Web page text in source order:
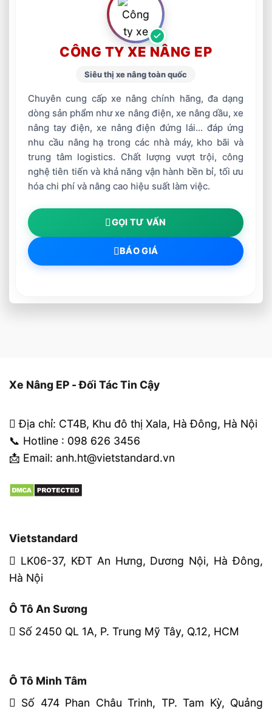
CÔNG TY XE NÂNG EP
Siêu thị xe nâng toàn quốc
Chuyên cung cấp xe nâng chính hãng, đa dạng
dòng sản phẩm như xe nâng điện, xe nâng dầu, xe
nâng tay điện, xe nâng điện đứng lái... đáp ứng
nhu cầu nâng hạ trong các nhà máy, kho bãi và
trung tâm logistics. Chất lượng vượt trội, công
nghệ tiên tiến và khả năng vận hành bền bỉ, tối ưu
hóa chi phí và nâng cao hiệu suất làm việc.
GỌI TƯ VẤN
BÁO GIÁ
Xe Nâng EP - Đối Tác Tin Cậy
Địa chỉ: CT4B, Khu đô thị Xala, Hà Đông, Hà Nội
📞 Hotline : 098 626 3456
📩 Email: anh.ht@vietstandard.vn
Vietstandard
LK06-37, KĐT An Hưng, Dương Nội, Hà Đông,
Hà Nội
Ô Tô An Sương
Số 2450 QL 1A, P. Trung Mỹ Tây, Q.12, HCM
Ô Tô Minh Tâm
Số 474 Phan Châu Trinh, TP. Tam Kỳ, Quảng